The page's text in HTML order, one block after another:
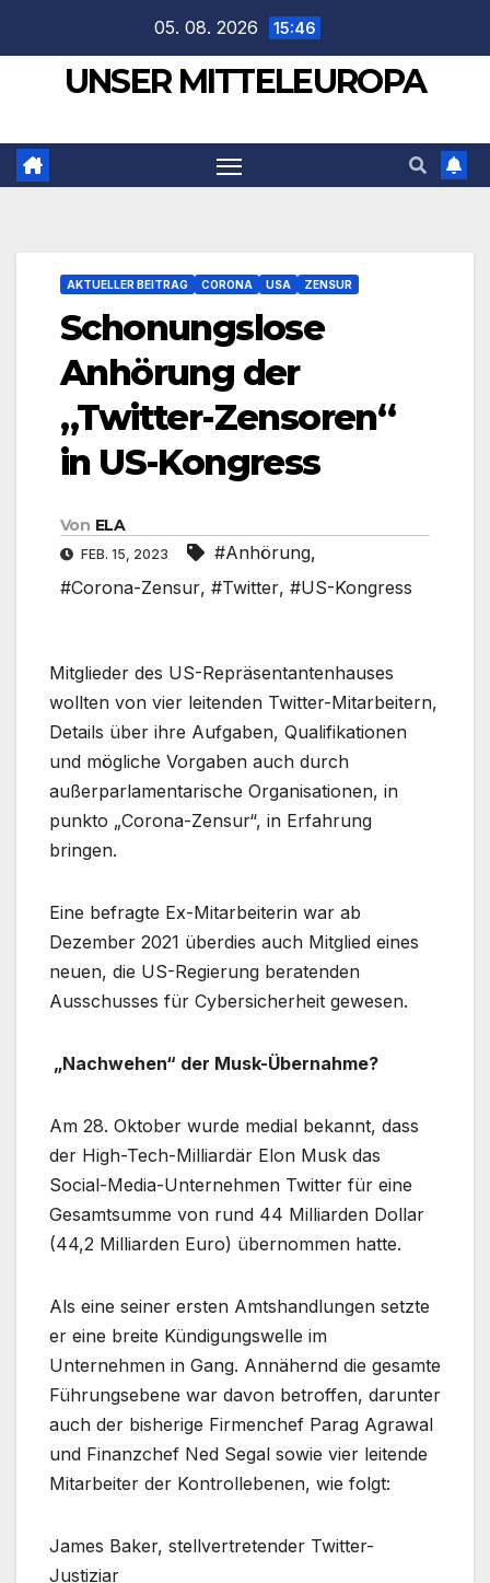
springen
05. 08. 2026 15:46
UNSER MITTELEUROPA
AKTUELLER BEITRAG CORONA USA ZENSUR
Schonungslose
Anhörung der
„Twitter-Zensoren“
in US-Kongress
Von ELA
FEB. 15, 2023 #Anhörung,
#Corona-Zensur, #Twitter, #US-Kongress
Mitglieder des US-Repräsentantenhauses
wollten von vier leitenden Twitter-Mitarbeitern,
Details über ihre Aufgaben, Qualifikationen
und mögliche Vorgaben auch durch
außerparlamentarische Organisationen, in
punkto „Corona-Zensur“, in Erfahrung
bringen.
Eine befragte Ex-Mitarbeiterin war ab
Dezember 2021 überdies auch Mitglied eines
neuen, die US-Regierung beratenden
Ausschusses für Cybersicherheit gewesen.
„Nachwehen“ der Musk-Übernahme?
Am 28. Oktober wurde medial bekannt, dass
der High-Tech-Milliardär Elon Musk das
Social-Media-Unternehmen Twitter für eine
Gesamtsumme von rund 44 Milliarden Dollar
(44,2 Milliarden Euro) übernommen hatte.
Als eine seiner ersten Amtshandlungen setzte
er eine breite Kündigungswelle im
Unternehmen in Gang. Annähernd die gesamte
Führungsebene war davon betroffen, darunter
auch der bisherige Firmenchef Parag Agrawal
und Finanzchef Ned Segal sowie vier leitende
Mitarbeiter der Kontrollebenen, wie folgt:
James Baker, stellvertretender Twitter-
Justiziar